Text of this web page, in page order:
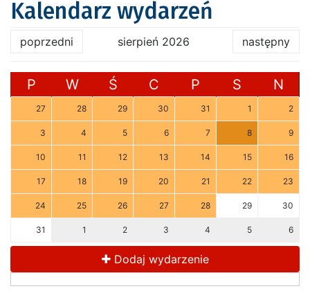
Kalendarz wydarzeń
poprzedni sierpień 2026 następny
P W Ś C P S N
27 28 29 30 31 1 2
3 4 5 6 7 8 9
10 11 12 13 14 15 16
17 18 19 20 21 22 23
24 25 26 27 28 29 30
31 1 2 3 4 5 6
Dodaj wydarzenie